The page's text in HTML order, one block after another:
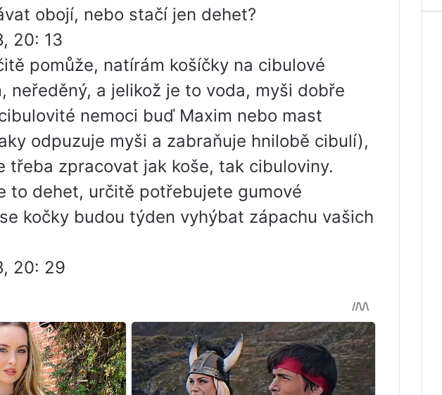
obojí, nebo stačí jen dehet?
20: 13
pomůže, natírám košíčky na cibulové
neředěný, a jelikož je to voda, myši dobře
nemoci buď Maxim nebo mast
odpuzuje myši a zabraňuje hnilobě cibulí),
třeba zpracovat jak koše, tak cibuloviny.
to dehet, určitě potřebujete gumové
kočky budou týden vyhýbat zápachu vašich
20: 29